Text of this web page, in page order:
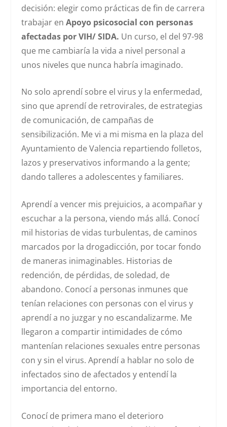
decisión: elegir como prácticas de fin de carrera
trabajar enApoyo psicosocial con personas
afectadas por VIH/ SIDA. Un curso, el del 97-98
que me cambiaría la vida a nivel personal a
unos niveles que nunca habría imaginado.
No solo aprendí sobre el virus y la enfermedad,
sino que aprendí de retrovirales, de estrategias
de comunicación, de campañas de
sensibilización. Me vi a mi misma en la plaza del
Ayuntamiento de Valencia repartiendo folletos,
lazos y preservativos informando a la gente;
dando talleres a adolescentes y familiares.
Aprendí a vencer mis prejuicios, a acompañar y
escuchar a la persona, viendo más allá. Conocí
mil historias de vidas turbulentas, de caminos
marcados por la drogadicción, por tocar fondo
de maneras inimaginables. Historias de
redención, de pérdidas, de soledad, de
abandono. Conocí a personas inmunes que
tenían relaciones con personas con el virus y
aprendí a no juzgar y no escandalizarme. Me
llegaron a compartir intimidades de cómo
mantenían relaciones sexuales entre personas
con y sin el virus. Aprendí a hablar no solo de
infectados sino de afectados y entendí la
importancia del entorno.
Conocí de primera mano el deterioro